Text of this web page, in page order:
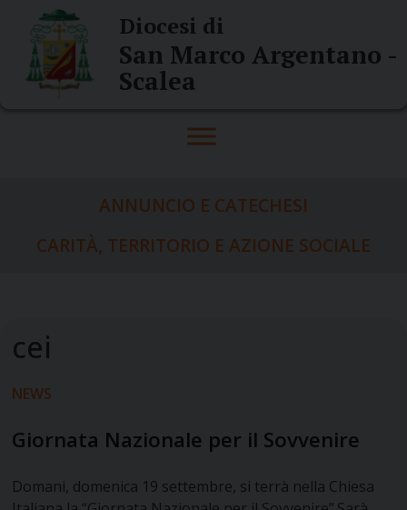
content
Diocesi di
San Marco Argentano -
Scalea
ANNUNCIO E CATECHESI
CARITÀ, TERRITORIO E AZIONE SOCIALE
NEWS
Giornata Nazionale per il Sovvenire
Domani, domenica 19 settembre, si terrà nella Chiesa